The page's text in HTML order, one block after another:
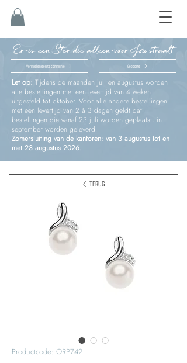
Er is een Ster die alleen voor Jou straalt
Vormsel en eerste communie Geboorte
Let op: Tijdens de maanden juli en augustus worden
alle bestellingen met een levertijd van 4 weken
uitgesteld tot oktober. Voor alle andere bestellingen
met een levertijd van 2 à 3 dagen geldt dat
bestellingen die vanaf 23 juli worden geplaatst, in
september worden geleverd.
Zomersluiting van de kantoren: van 3 augustus tot en
met 23 augustus 2026.
Productcode: ORP742
TERUG